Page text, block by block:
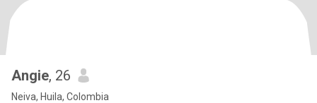
Angie, 26
Neiva, Huila, Colombia